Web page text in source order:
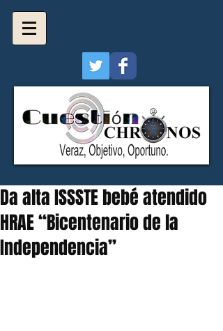
Da alta ISSSTE bebé atendido
HRAE “Bicentenario de la
Independencia”